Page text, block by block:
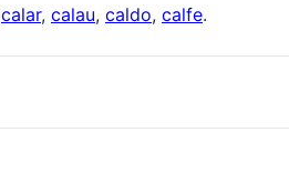
calar, calau, caldo, calfe.